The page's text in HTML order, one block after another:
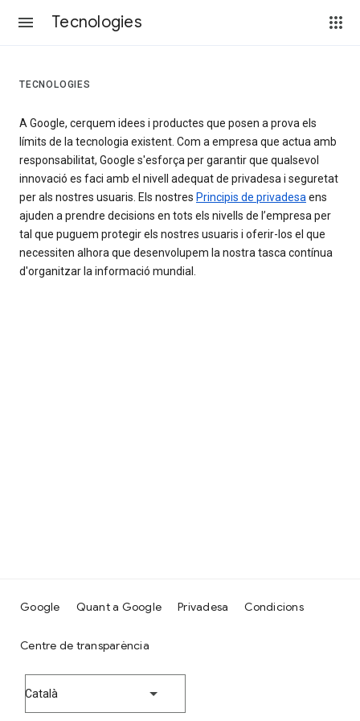
Tecnologies
TECNOLOGIES
A Google, cerquem idees i productes que posen a prova els
límits de la tecnologia existent. Com a empresa que actua amb
responsabilitat, Google s'esforça per garantir que qualsevol
innovació es faci amb el nivell adequat de privadesa i seguretat
per als nostres usuaris. Els nostres Principis de privadesaens
ajuden a prendre decisions en tots els nivells de l’empresa per
tal que puguem protegir els nostres usuaris i oferir-los el que
necessiten alhora que desenvolupem la nostra tasca contínua
d'organitzar la informació mundial.
Google Quant a Google Privadesa Condicions
Centre de transparència
Català